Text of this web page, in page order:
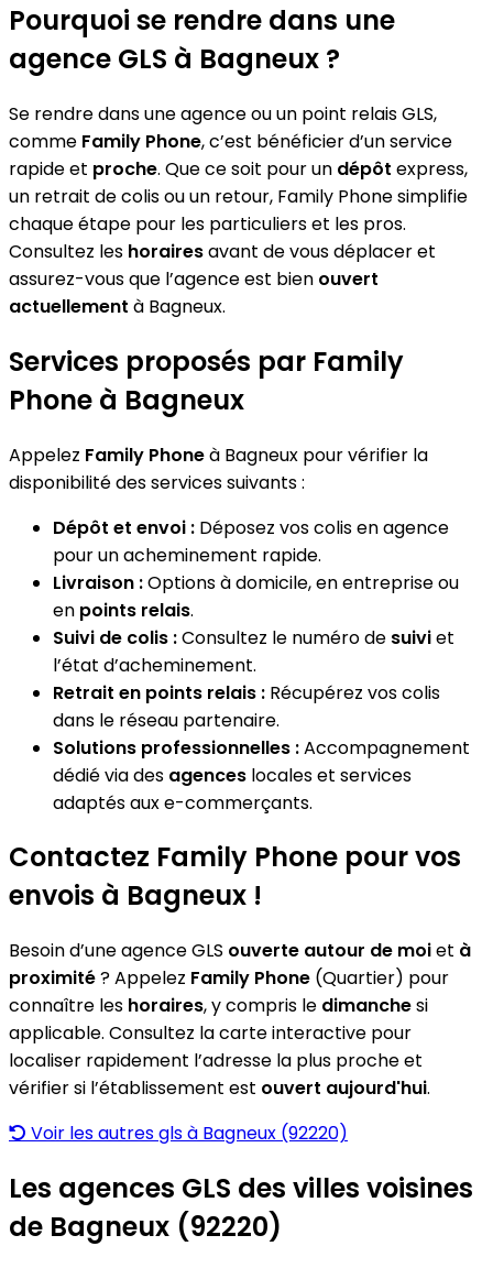
Pourquoi se rendre dans une
agence GLS à Bagneux ?
Se rendre dans une agence ou un point relais GLS,
comme Family Phone, c’est bénéficier d’un service
rapide et proche. Que ce soit pour un dépôt express,
un retrait de colis ou un retour, Family Phone simplifie
chaque étape pour les particuliers et les pros.
Consultez les horairesavant de vous déplacer et
assurez-vous que l’agence est bien ouvert
actuellement à Bagneux.
Services proposés par Family
Phone à Bagneux
Appelez Family Phoneà Bagneux pour vérifier la
disponibilité des services suivants :
Dépôt et envoi : Déposez vos colis en agence
pour un acheminement rapide.
Livraison :Options à domicile, en entreprise ou
en points relais.
Suivi de colis :Consultez le numéro de suiviet
l’état d’acheminement.
Retrait en points relais : Récupérez vos colis
dans le réseau partenaire.
Solutions professionnelles :Accompagnement
dédié via des agences locales et services
adaptés aux e-commerçants.
Contactez Family Phone pour vos
envois à Bagneux !
Besoin d’une agence GLS ouverte autour de moiet à
proximité? Appelez Family Phone (Quartier) pour
connaître les horaires, y compris le dimanchesi
applicable. Consultez la carte interactive pour
localiser rapidement l’adresse la plus proche et
vérifier si l’établissement est ouvert aujourd'hui.
Voir les autres gls à Bagneux (92220)
Les agences GLS des villes voisines
de Bagneux (92220)